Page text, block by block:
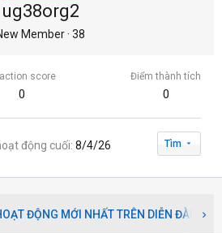
ug38org2
Member· 38
score
0
Điểm thành tích
0
động cuối 8/4/26 Tìm
ĐỘNG MỚI NHẤT TRÊN DIỄN ĐÀN